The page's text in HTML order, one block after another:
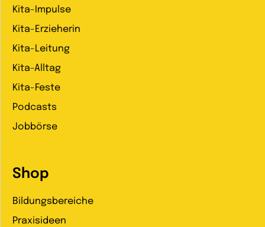
Kita-Impulse
Kita-Erzieherin
Kita-Leitung
Kita-Alltag
Kita-Feste
Podcasts
Jobbörse
Shop
Bildungsbereiche
Praxisideen